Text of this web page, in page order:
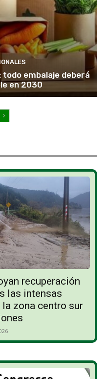
todo embalaje deberá
en 2030
recuperación
las intensas
zona centro sur